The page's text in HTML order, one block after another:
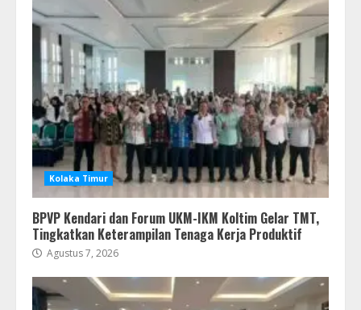
Kolaka Timur
BPVP Kendari dan Forum UKM-IKM Koltim Gelar TMT,
Tingkatkan Keterampilan Tenaga Kerja Produktif
Agustus 7, 2026